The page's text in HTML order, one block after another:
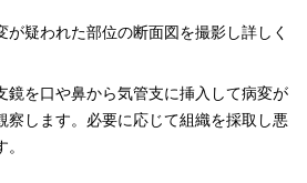
が疑われた部位の断面図を撮影し詳しく
鏡を口や鼻から気管支に挿入して病変が
察します。必要に応じて組織を採取し悪